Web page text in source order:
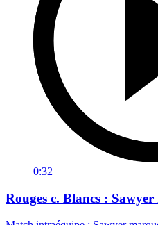
0:32
Rouges c. Blancs :